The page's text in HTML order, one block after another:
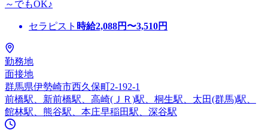
～でもOK♪
セラピスト 時給2,088円〜3,510円
勤務地
面接地
群馬県伊勢崎市西久保町2-192-1
前橋駅、新前橋駅、高崎(ＪＲ)駅、桐生駅、太田(群馬)駅、
館林駅、熊谷駅、本庄早稲田駅、深谷駅